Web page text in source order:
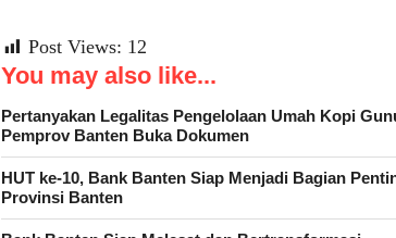
Post Views: 12
You may also like...
Pertanyakan Legalitas Pengelolaan Umah Kopi
Pemprov Banten Buka Dokumen
HUT ke-10, Bank Banten Siap Menjadi Bagian
Provinsi Banten